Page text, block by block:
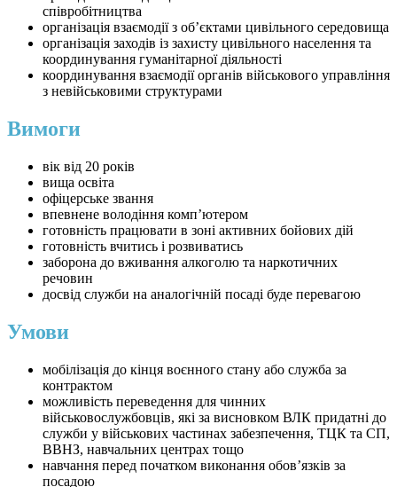
співробітництва
організація взаємодії з об’єктами цивільного середовища
організація заходів із захисту цивільного населення та
координування гуманітарної діяльності
координування взаємодії органів військового управління
з невійськовими структурами
Вимоги
вік від 20 років
вища освіта
офіцерське звання
впевнене володіння комп’ютером
готовність працювати в зоні активних бойових дій
готовність вчитись і розвиватись
заборона до вживання алкоголю та наркотичних
речовин
досвід служби на аналогічній посаді буде перевагою
Умови
мобілізація до кінця воєнного стану або служба за
контрактом
можливість переведення для чинних
військовослужбовців, які за висновком ВЛК придатні до
служби у військових частинах забезпечення, ТЦК та СП,
ВВНЗ, навчальних центрах тощо
навчання перед початком виконання обов’язків за
посадою